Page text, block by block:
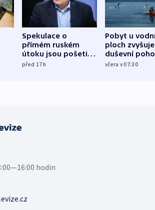
Spekulace o
přímém ruském
útoku jsou pošetilé,
míní estonský
před 17h
Pobyt u
ploch zvyšuje
duševní
ukázala
včera v 07:30
hodin